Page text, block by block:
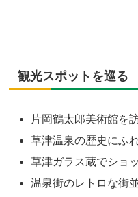
観光スポットを巡る
片岡鶴太郎美術館を
草津温泉の歴史にふ
草津ガラス蔵でショ
温泉街のレトロな街